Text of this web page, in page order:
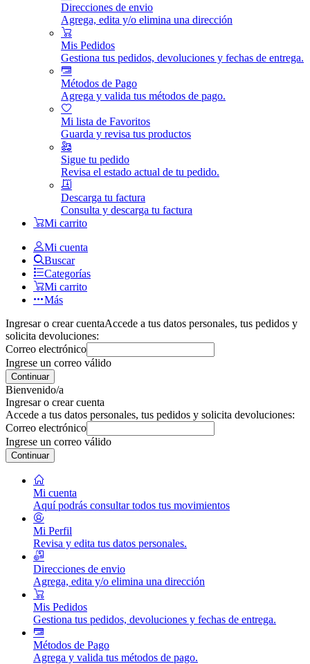
Direcciones de envio
Agrega, edita y/o elimina una dirección
Mis Pedidos
Gestiona tus pedidos, devoluciones y fechas de entrega.
Métodos de Pago
Agrega y valida tus métodos de pago.
Mi lista de Favoritos
Guarda y revisa tus productos
Sigue tu pedido
Revisa el estado actual de tu pedido.
Descarga tu factura
Consulta y descarga tu factura
Mi carrito
Mi cuenta
Buscar
Categorías
Mi carrito
Más
Ingresar o crear cuentaAccede a tus datos personales, tus pedidos y
solicita devoluciones:
Correo electrónico
Ingrese un correo válido
Continuar
Bienvenido/a
Ingresar o crear cuenta
Accede a tus datos personales, tus pedidos y solicita devoluciones:
Correo electrónico
Ingrese un correo válido
Continuar
Mi cuenta
Aquí podrás consultar todos tus movimientos
Mi Perfil
Revisa y edita tus datos personales.
Direcciones de envio
Agrega, edita y/o elimina una dirección
Mis Pedidos
Gestiona tus pedidos, devoluciones y fechas de entrega.
Métodos de Pago
Agrega y valida tus métodos de pago.